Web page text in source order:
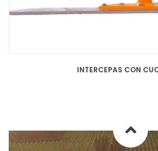
INTERCEPAS CON